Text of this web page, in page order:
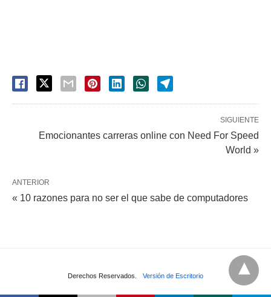
SIGUIENTE
Emocionantes carreras online con Need For Speed
World »
ANTERIOR
« 10 razones para no ser el que sabe de computadores
Derechos Reservados. Versión de Escritorio